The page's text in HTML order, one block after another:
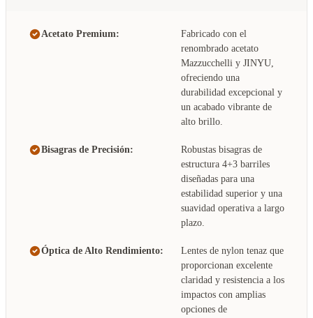
Acetato Premium:
Fabricado con el
renombrado acetato
Mazzucchelli y JINYU,
ofreciendo una
durabilidad excepcional y
un acabado vibrante de
alto brillo.
Bisagras de Precisión:
Robustas bisagras de
estructura 4+3 barriles
diseñadas para una
estabilidad superior y una
suavidad operativa a largo
plazo.
Óptica de Alto Rendimiento:
Lentes de nylon tenaz que
proporcionan excelente
claridad y resistencia a los
impactos con amplias
opciones de